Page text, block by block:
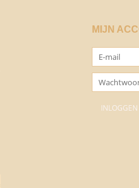
MIJN